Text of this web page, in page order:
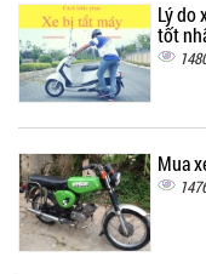
Lý do
tốt
Mua